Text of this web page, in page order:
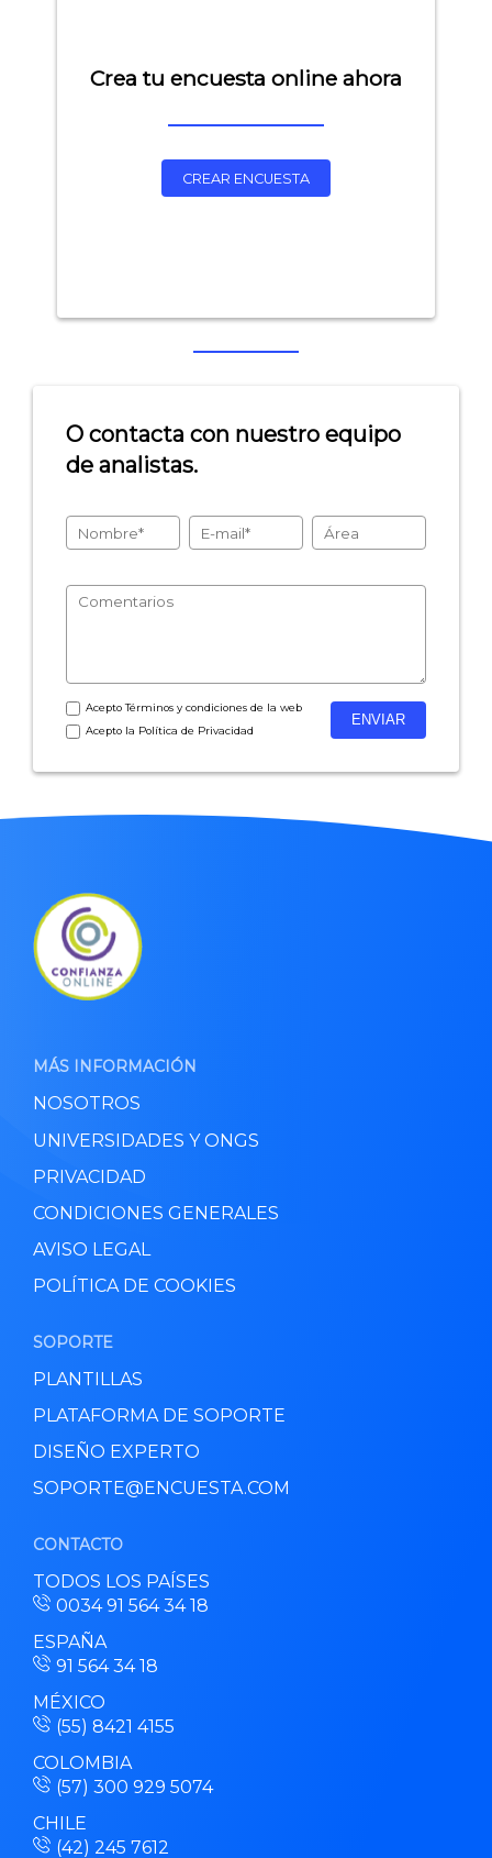
Crea tu encuesta online ahora
CREAR ENCUESTA
O contacta con nuestro equipo
de analistas.
AceptoTérminos y condicionesde la web
Acepto la Política de Privacidad
MÁS INFORMACIÓN
NOSOTROS
UNIVERSIDADES Y ONGS
PRIVACIDAD
CONDICIONES GENERALES
AVISO LEGAL
POLÍTICA DE COOKIES
SOPORTE
PLANTILLAS
PLATAFORMA DE SOPORTE
DISEÑO EXPERTO
SOPORTE@ENCUESTA.COM
CONTACTO
TODOS LOS PAÍSES
0034 91 564 34 18
ESPAÑA
91 564 34 18
MÉXICO
(55) 8421 4155
COLOMBIA
(57) 300 929 5074
CHILE
(42) 245 7612